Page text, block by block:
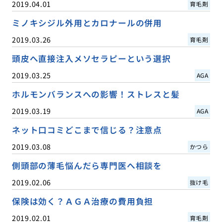
2019.04.01 育毛剤
ミノキシジル外用とカロナールの併用
2019.03.26 育毛剤
頭皮へ直接注入メソセラピーという選択
2019.03.25 AGA
ホルモンバランスへの影響！ストレスと髪
2019.03.19 AGA
ネット口コミどこまで信じる？注意点
2019.03.08 かつら
側頭部の薄毛悩んだら専門医へ相談を
2019.02.06 抜け毛
保険は効く？ＡＧＡ治療の費用負担
2019.02.01 育毛剤